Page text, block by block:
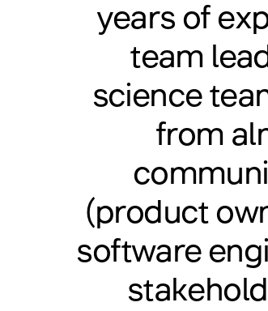
years of
team
science
from
(product
software